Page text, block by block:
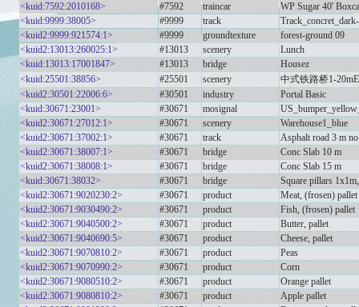
<kuid:7592:2010168>
#7592 traincar
WP Sugar 40'
<kuid:9999:38005>
#9999 track
<kuid2:9999:921574:1>
#9999 groundtexture
forest-ground 09
<kuid2:13013:260025:1>
#13013 scenery
Lunch
<kuid:13013:17001847>
#13013 bridge
Housez
<kuid:25501:38856>
#25501 scenery
中式铁路桥1-20mE
<kuid2:30501:22006:6>
#30501 industry
Portal Basic
<kuid:30671:23001>
#30671 mosignal
<kuid2:30671:27012:1>
#30671 scenery
Warehouse1_blue
<kuid2:30671:37002:1>
#30671 track
Asphalt road 3 m
<kuid2:30671:38007:1>
#30671 bridge
Conc Slab 10 m
<kuid2:30671:38008:1>
#30671 bridge
Conc Slab 15 m
<kuid:30671:38032>
#30671 bridge
Square pillars
<kuid2:30671:9020230:2>
#30671 product
Meat, (frosen) pallet
<kuid2:30671:9030490:2>
#30671 product
Fish, (frosen) pallet
<kuid2:30671:9040500:2>
#30671 product
Butter, pallet
<kuid2:30671:9040690:5>
#30671 product
Cheese, pallet
<kuid2:30671:9070810:2>
#30671 product
Peas
<kuid2:30671:9070990:2>
#30671 product
Corn
<kuid2:30671:9080510:2>
#30671 product
Orange pallet
<kuid2:30671:9080810:2>
#30671 product
Apple pallet